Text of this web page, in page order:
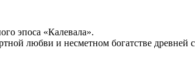
эпоса «Калевала».
любви и несметном богатстве древней